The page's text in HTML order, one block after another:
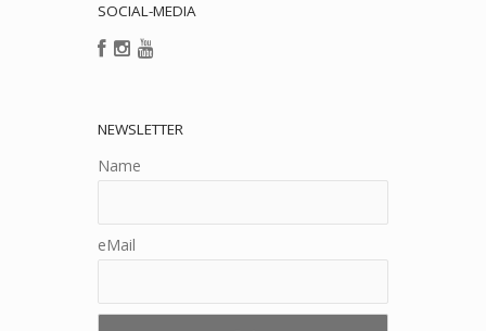
SOCIAL-MEDIA
NEWSLETTER
Name
eMail